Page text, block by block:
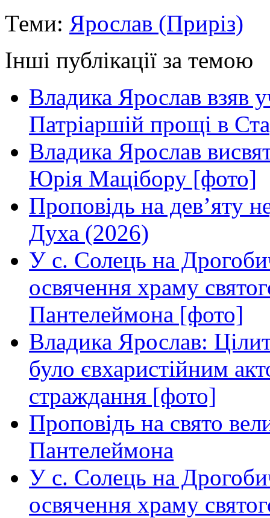
Теми: Ярослав (Приріз)
Інші публікації за темою
Владика Ярослав взяв
Патріаршій прощі в
Владика Ярослав
Юрія Мацібору [фото]
Проповідь на дев’яту
Духа (2026)
У с. Солець на
освячення храму
Пантелеймона [фото]
Владика Ярослав:
було євхаристійним
страждання [фото]
Проповідь на свято
Пантелеймона
У с. Солець на
освячення храму